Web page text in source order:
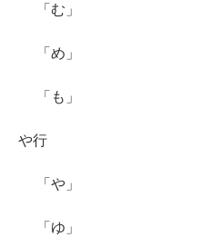
「む」
「め」
「も」
や行
「や」
「ゆ」